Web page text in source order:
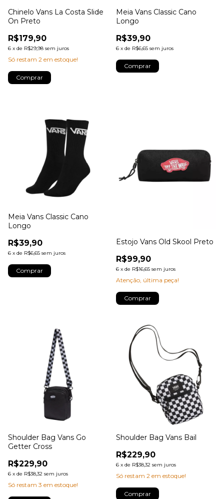
Chinelo Vans La Costa Slide
On Preto
R$179,90
6 x de R$29,98 sem juros
Só restam 2 em estoque!
Comprar
Meia Vans Classic Cano
Longo
R$39,90
6 x de R$6,65 sem juros
Comprar
Meia Vans Classic Cano
Longo
R$39,90
6 x de R$6,65 sem juros
Comprar
Estojo Vans Old Skool Preto
R$99,90
6 x de R$16,65 sem juros
Atenção, última peça!
Comprar
Shoulder Bag Vans Go
Getter Cross
R$229,90
6 x de R$38,32 sem juros
Só restam 3 em estoque!
Shoulder Bag Vans Bail
R$229,90
6 x de R$38,32 sem juros
Só restam 2 em estoque!
Comprar